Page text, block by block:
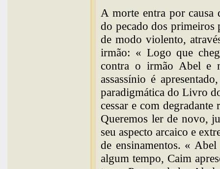
A morte entra por
do pecado dos
de modo violento,
irmão: « Logo que
contra o irmão Abel e
assassínio é
paradigmática do Livro
cessar e com
Queremos ler de novo,
seu aspecto arcaico e
de ensinamentos. «
algum tempo, Caim